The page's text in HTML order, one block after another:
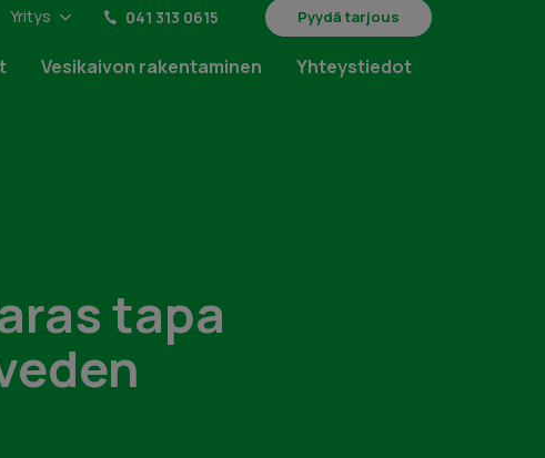
Vesikaivon rakentaminen Yhteystiedot
Yritys 041 313 0615 Pyydä tarjous
tapa